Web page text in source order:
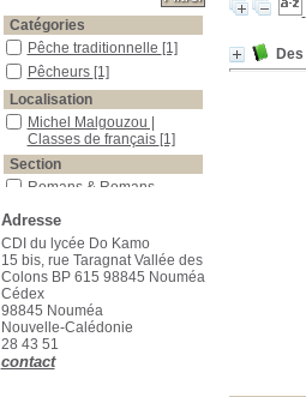
Catégories
Pêche traditionnelle [1]
Pêcheurs [1]
Localisation
Michel Malgouzou |
Classes de français [1]
Section
Romans & Romans
Adresse
CDI du lycée Do Kamo
15 bis, rue Taragnat Vallée des
Colons BP 615 98845 Nouméa
Cédex
98845 Nouméa
Nouvelle-Calédonie
28 43 51
contact